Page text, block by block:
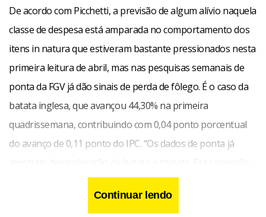
De acordo com Picchetti, a previsão de algum alívio naquela
classe de despesa está amparada no comportamento dos
itens in natura que estiveram bastante pressionados nesta
primeira leitura de abril, mas nas pesquisas semanais de
ponta da FGV já dão sinais de perda de fôlego. É o caso da
batata inglesa, que avançou 44,30% na primeira
quadrissemana, contribuindo com 0,04 ponto porcentual
do avanço de 0,11 ponto do IPC. “Os dados de ponta já
deve sair ao longo das próximas semanas”, afirmou. O
tomate subiu 30,30% na primeira leitura de abril.
Continuar lendo